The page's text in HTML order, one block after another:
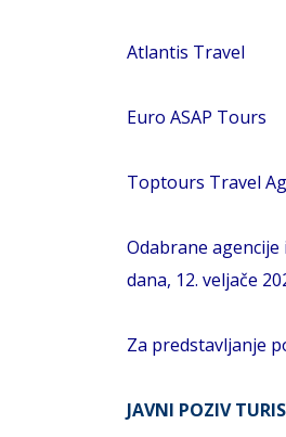
Atlantis Travel
Euro ASAP Tours
Toptours Travel
Odabrane
dana, 12. veljače
Za predstavljanje
JAVNI POZIV